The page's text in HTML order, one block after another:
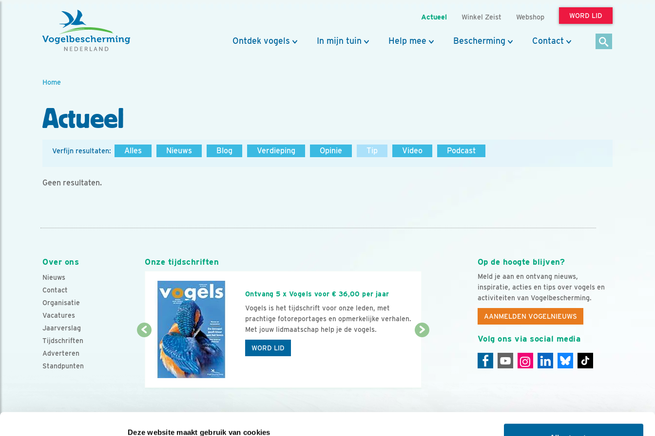
Deze website maakt gebruik van cookies
Actueel Winkel Zeist Webshop WORD LID
Ontdek vogels In mijn tuin Help mee Bescherming Contact
Home
Actueel
Verfijn resultaten: Alles Nieuws Blog Verdieping Opinie Tip Video Podcast
Geen resultaten.
Over ons
Nieuws
Contact
Organisatie
Vacatures
Jaarverslag
Tijdschriften
Adverteren
Standpunten
Op de hoogte blijven?
Meld je aan en ontvang nieuws,
inspiratie, acties en tips over vogels en
activiteiten van Vogelbescherming.
AANMELDEN VOGELNIEUWS
Volg ons via social media
Onze tijdschriften
Ontvang 5 x Vogels voor € 36,00 per jaar
Vogels is het tijdschrift voor onze leden, met
prachtige fotoreportages en opmerkelijke verhalen.
Met jouw lidmaatschap help je de vogels.
WORD LID